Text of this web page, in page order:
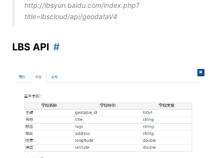
http://lbsyun.baidu.com/index.php?
title=lbscloud/api/geodataV4
LBS API